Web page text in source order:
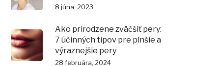
8 júna, 2023
Ako prirodzene zväčšiť pery:
7 účinných tipov pre plnšie a
výraznejšie pery
28 februára, 2024